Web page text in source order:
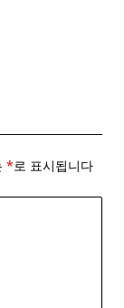
*로 표시됩니다